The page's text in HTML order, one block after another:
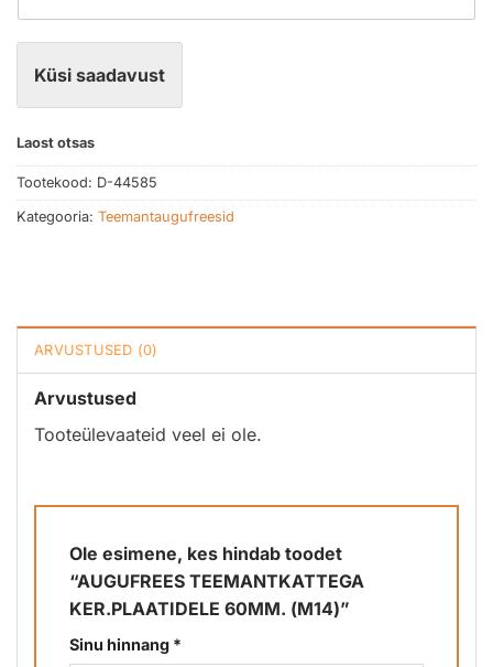
Küsi saadavust
Laost otsas
Tootekood: D-44585
Kategooria: Teemantaugufreesid
ARVUSTUSED (0)
Arvustused
Tooteülevaateid veel ei ole.
Ole esimene, kes hindab toodet
“AUGUFREES TEEMANTKATTEGA
KER.PLAATIDELE 60MM. (M14)”
Sinu hinnang *